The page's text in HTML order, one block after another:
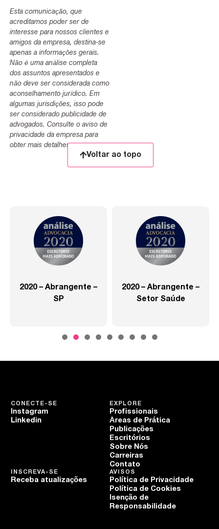
Esta comunicação, que
acreditamos poder ser de
interesse para nossos clientes e
amigos da empresa, destina-se
apenas a informações gerais.
Não é uma análise completa
dos assuntos apresentados e
não deve ser considerada como
aconselhamento jurídico. Em
algumas jurisdições, isso pode
ser considerado publicidade de
advogados. Consulte o aviso de
privacidade da empresa para
obter mais detalhes.
Voltar ao topo
2020 – Abrangente –
SP
2020 – Abrangente –
Setor Saúde
EXPLORE
Profissionais
Áreas de Prática
Publicações
Escritórios
Sobre Nós
Carreiras
Contato
CONECTE-SE
Instagram
Linkedin
AVISOS
Política de Privacidade
Política de Cookies
Isenção de
Responsabilidade
INSCREVA-SE
Receba atualizações